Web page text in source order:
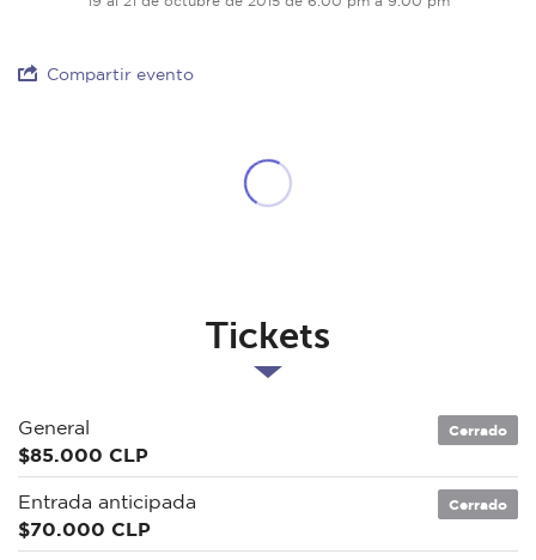
Compartir evento
Tickets
General
$85.000 CLP
Cerrado
Entrada anticipada
$70.000 CLP
Cerrado